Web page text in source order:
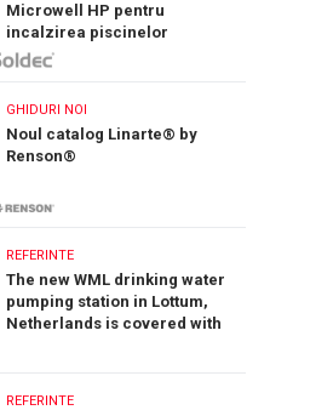
Microwell HP pentru
incalzirea piscinelor
GHIDURI NOI
Noul catalog Linarte® by
Renson®
REFERINTE
The new WML drinking water
pumping station in Lottum,
Netherlands is covered with
REFERINTE